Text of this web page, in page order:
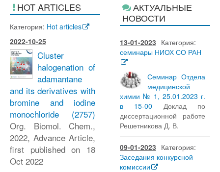
HOT ARTICLES
Категория: Hot articles
2022-10-25
Cluster
halogenation of
adamantane
and its derivatives with
bromine and iodine
monochloride (2757)
Org. Biomol. Chem.,
2022, Advance Article,
first published on 18
Oct 2022
АКТУАЛЬНЫЕ
НОВОСТИ
13-01-2023 Категория:
семинары НИОХ СО РАН
Семинар Отдела
медицинской
химии № 1, 25.01.2023 г.
в 15-00 Доклад по
диссертационной работе
Решетникова Д. В.
09-01-2023 Категория:
Заседания конкурсной
комиссии